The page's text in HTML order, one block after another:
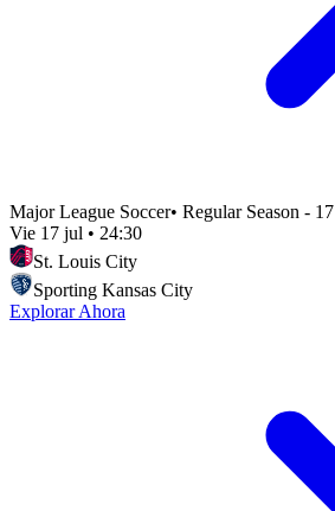
Major League Soccer• Regular Season - 17
Vie 17 jul • 24:30
St. Louis City
Sporting Kansas City
Explorar Ahora